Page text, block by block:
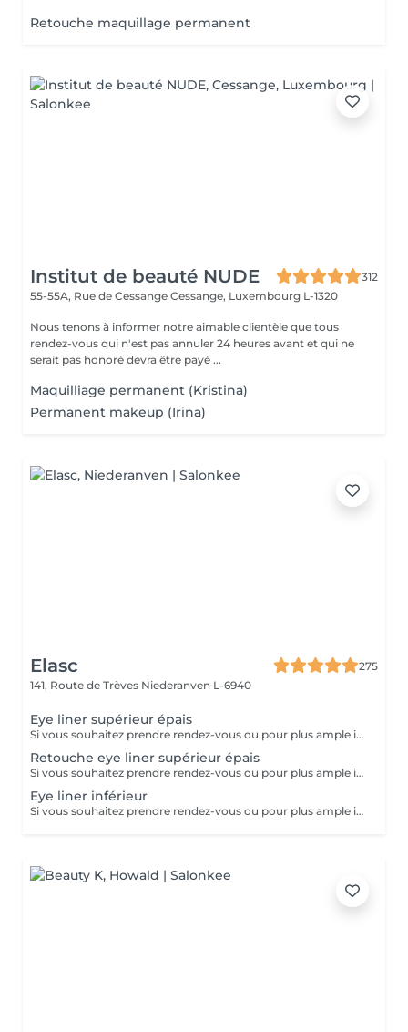
Retouche maquillage permanent
Institut de beauté NUDE
312
55-55A, Rue de Cessange Cessange, Luxembourg L-1320
Nous tenons à informer notre aimable clientèle que tous
rendez-vous qui n'est pas annuler 24 heures avant et qui ne
serait pas honoré devra être payé ...
Maquilliage permanent (Kristina)
Permanent makeup (Irina)
Elasc
275
141, Route de Trèves Niederanven L-6940
Eye liner supérieur épais
Si vous souhaitez prendre rendez-vous ou pour plus ample imformation, veuillez nous contacter directement en institut. Veuillez prendre en compte que le prix peut être adapter selon vos attentes. Merci !
Retouche eye liner supérieur épais
Si vous souhaitez prendre rendez-vous ou pour plus ample imformation, veuillez nous contacter directement en institut. Veuillez prendre en compte que le prix peut être adapter selon vos attentes. Merci !
Eye liner inférieur
Si vous souhaitez prendre rendez-vous ou pour plus ample imformation, veuillez nous contacter directement en institut. Veuillez prendre en compte que le prix peut être adapter selon vos attentes. Merci !